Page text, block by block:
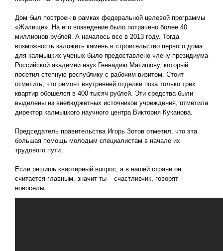
Дом был построен в рамках федеральной целевой программы
«Жилище». На его возведение было потрачено более 40
миллионов рублей. А началось все в 2013 году. Тогда
возможность заложить камень в строительство первого дома
для калмыцких ученых было предоставлено члену президиума
Российской академии наук Геннадию Матишову, который
посетил степную республику с рабочим визитом. Стоит
отметить, что ремонт внутренней отделки пока только трех
квартир обошелся в 400 тысяч рублей. Эти средства были
выделены из внебюджетных источников учреждения, отметила
директор калмыцкого научного центра Виктория Куканова.
Председатель правительства Игорь Зотов отметил, что эта
большая помощь молодым специалистам в начале их
трудового пути.
Если решишь квартирный вопрос, а в нашей стране он
считается главным, значит ты – счастливчик, говорят
новоселы.